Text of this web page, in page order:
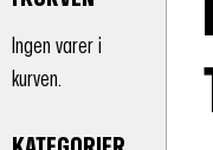
Ingen varer i
kurven.